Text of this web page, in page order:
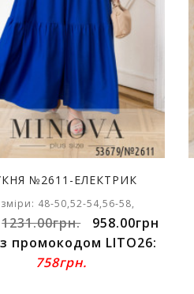
№2611-ЕЛЕКТРИК
48-50,52-54,56-58,
1231.00грн.
958.00грн
промокодом LITO26:
758грн.